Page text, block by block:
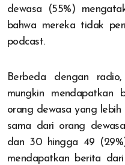
dewasa (55%)
bahwa mereka tidak
podcast.
Berbeda dengan
mungkin
orang dewasa yang
sama dari orang
dan 30 hingga 49
mendapatkan berita